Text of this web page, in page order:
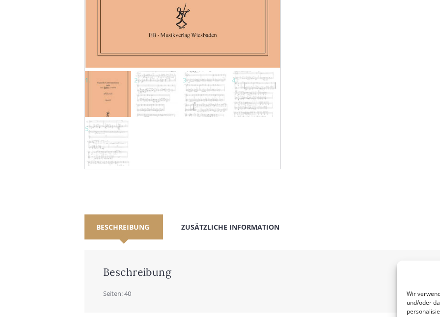
Wir
und/oder
BESCHREIBUNG ZUSÄTZLICHE INFORMATION
Beschreibung
Sei­ten: 40